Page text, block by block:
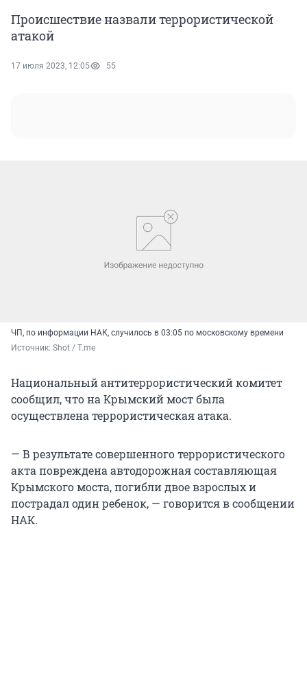
Происшествие назвали террористической
атакой
17 июля 2023, 12:05 55
ЧП, по информации НАК, случилось в 03:05 по московскому времени
Источник: Shot / T.me
Национальный антитеррористический комитет
сообщил, что на Крымский мост была
осуществлена террористическая атака.
— В результате совершенного террористического
акта повреждена автодорожная составляющая
Крымского моста, погибли двое взрослых и
пострадал один ребенок, — говорится в сообщении
НАК.